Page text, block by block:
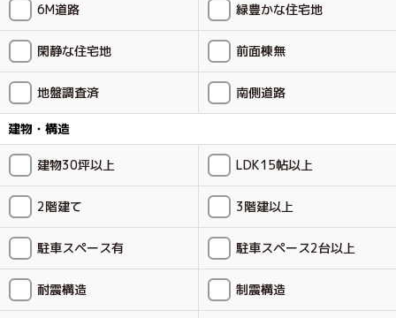
6M道路 緑豊かな住宅地
閑静な住宅地 前面棟無
地盤調査済 南側道路
建物・構造
建物30坪以上 LDK15帖以上
2階建て 3階建以上
駐車スペース有 駐車スペース2台以上
耐震構造 制震構造